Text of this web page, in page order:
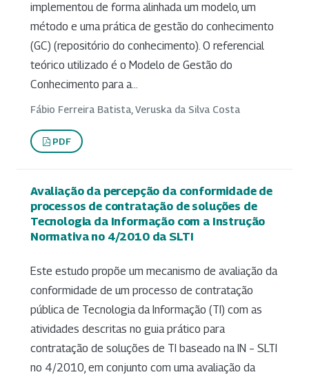
implementou de forma alinhada um modelo, um
método e uma prática de gestão do conhecimento
(GC) (repositório do conhecimento). O referencial
teórico utilizado é o Modelo de Gestão do
Conhecimento para a...
Fábio Ferreira Batista, Veruska da Silva Costa
PDF
Avaliação da percepção da conformidade de
processos de contratação de soluções de
Tecnologia da Informação com a Instrução
Normativa no 4/2010 da SLTI
Este estudo propõe um mecanismo de avaliação da
conformidade de um processo de contratação
pública de Tecnologia da Informação (TI) com as
atividades descritas no guia prático para
contratação de soluções de TI baseado na IN – SLTI
no 4/2010, em conjunto com uma avaliação da